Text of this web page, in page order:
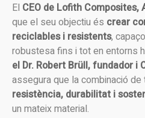
El CEO de Lofith Composites,
que el seu objectiu és crear
reciclables i resistents,
robustesa fins i tot en entorns
el Dr. Robert Brüll, fundador i
assegura que la combinació
resistència, durabilitat i
un mateix material.